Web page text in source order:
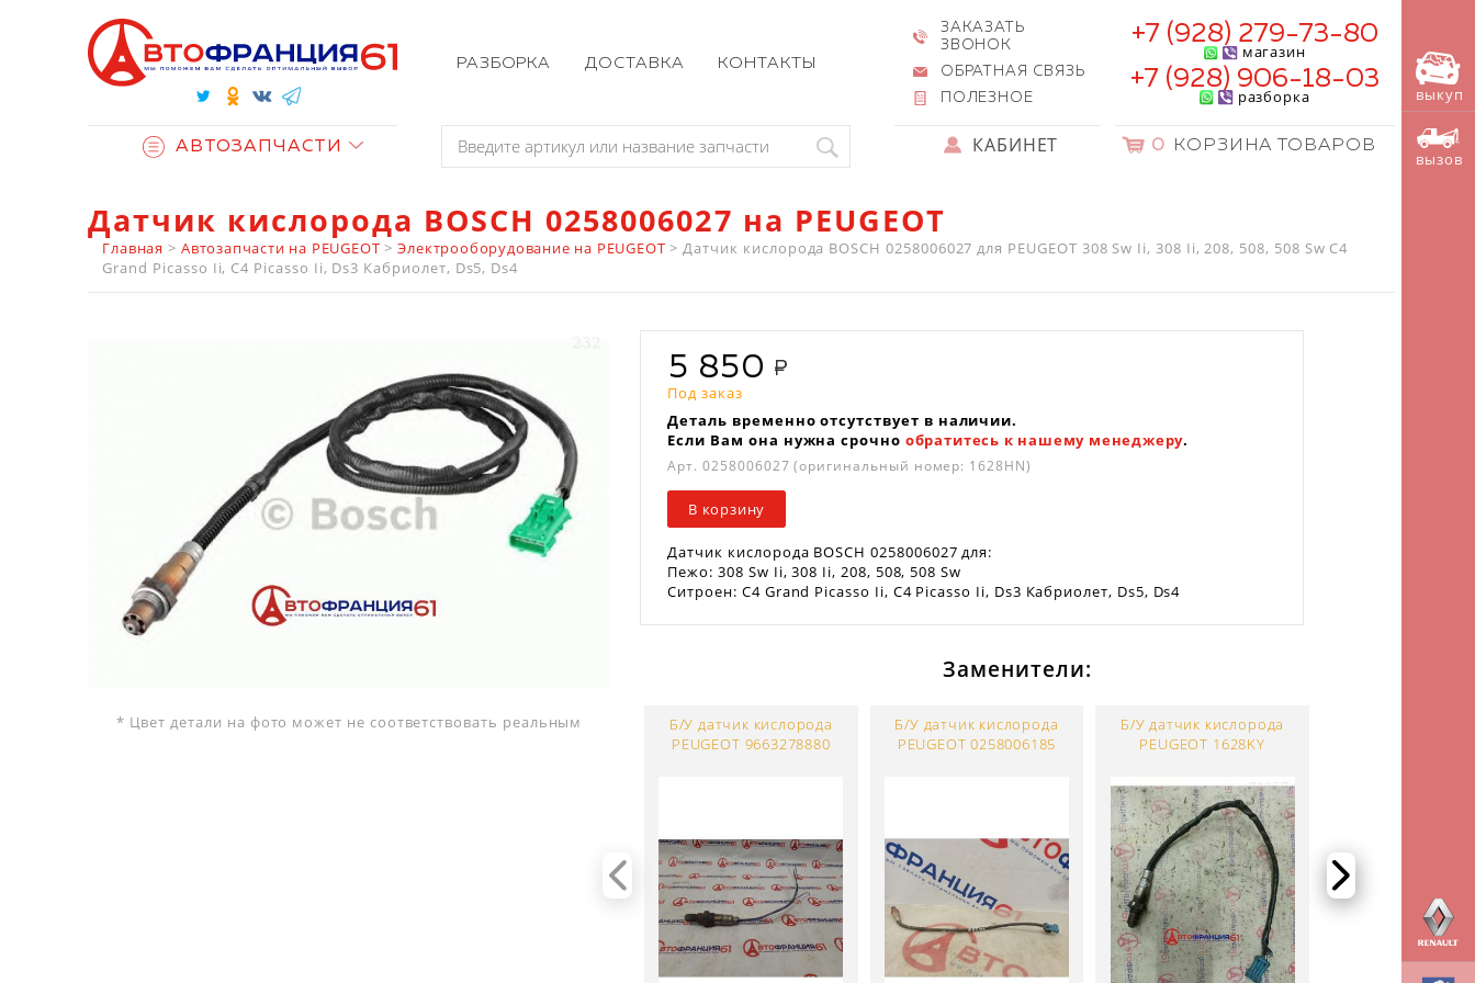
РАЗБОРКА ДОСТАВКА КОНТАКТЫ
ЗАКАЗАТЬ
ЗВОНОК
ОБРАТНАЯ СВЯЗЬ
ПОЛЕЗНОЕ
+7 (928) 279-73-80
магазин
+7 (928) 906-18-03
разборка
АВТОЗАПЧАСТИ КАБИНЕТ 0 КОРЗИНА ТОВАРОВ
Датчик кислорода BOSCH 0258006027 на PEUGEOT
Главная > Автозапчасти на PEUGEOT >Электрооборудование на PEUGEOT >Датчик кислорода BOSCH 0258006027 для PEUGEOT 308 Sw Ii, 308 Ii, 208, 508, 508 Sw C4
Grand Picasso Ii, C4 Picasso Ii, Ds3 Кабриолет, Ds5, Ds4
* Цвет детали на фото может не соответствовать реальным
5 850
Под заказ
Деталь временно отсутствует в наличии.
Если Вам она нужна срочно обратитесь к нашему менеджеру.
Арт.0258006027 (оригинальный номер: 1628HN)
В корзину
Датчик кислорода BOSCH 0258006027 для:
Пежо: 308 Sw Ii, 308 Ii, 208, 508, 508 Sw
Ситроен: C4 Grand Picasso Ii, C4 Picasso Ii, Ds3 Кабриолет, Ds5, Ds4
Заменители:
Б/У датчик кислорода
PEUGEOT 9663278880
Б/У датчик кислорода
PEUGEOT 0258006185
Б/У датчик кислорода
PEUGEOT 1628KY
выкуп
вызов